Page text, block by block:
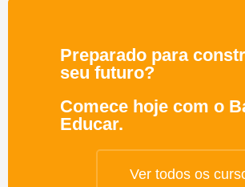
Preparado para
seu futuro?
Comece hoje com o
Educar.
Ver todos os